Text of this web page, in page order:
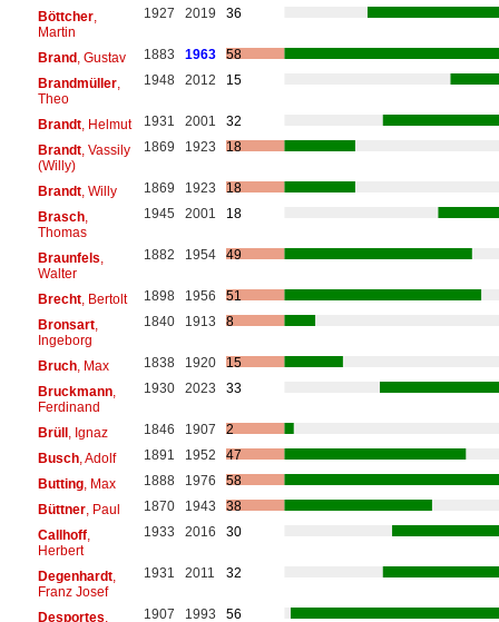
Böttcher,
Martin
1927 2019 36
Brand, Gustav 1883 1963
58
Brandmüller,
Theo
1948 2012 15
Brandt, Helmut 1931 2001
32
Brandt, Vassily
(Willy)
1869 1923 18
Brandt, Willy 1869 1923
18
Brasch,
Thomas
1945 2001 18
Braunfels
Walter
1882 1954 49
Brecht, Bertolt 1898 1956
51
Bronsart,
Ingeborg
1840 1913 8
Bruch, Max 1838 1920
15
Bruckmann,
Ferdinand
1930 2023 33
Brüll, Ignaz 1846 1907
2
Busch, Adolf 1891 1952
47
Butting, Max 1888 1976
58
Büttner, Paul 1870 1943
38
Callhoff,
Herbert
1933 2016 30
Degenhardt,
Franz Josef
1931 2011 32
Desportes 1907 1993 56